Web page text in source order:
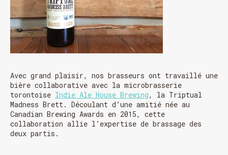
Avec grand plaisir, nos brasseurs ont travaillé une
bière collaborative avec la microbrasserie
torontoise Indie Ale House Brewing, la Triptual
Madness Brett. Découlant d’une amitié née au
Canadian Brewing Awards en 2015, cette
collaboration allie l’expertise de brassage des
deux partis.